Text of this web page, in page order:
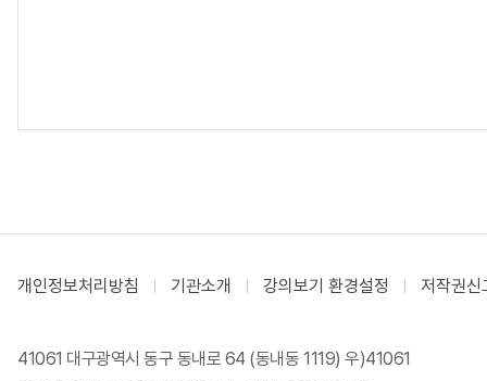
개인정보처리방침 기관소개 강의보기 환경설정 저작권신
41061 대구광역시 동구 동내로 64 (동내동 1119) 우)41061